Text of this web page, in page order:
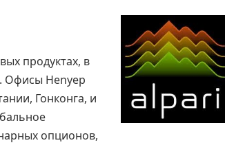
продуктах, в
Офисы Henyep
Гонконга, и
опционов,